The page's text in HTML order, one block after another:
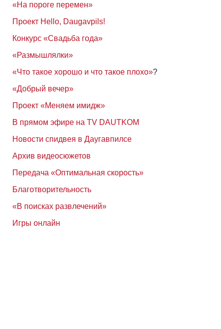
«На пороге перемен»
Проект Hello, Daugavpils!
Конкурс «Свадьба года»
«Размышлялки»
«Что такое хорошо и что такое плохо»?
«Добрый вечер»
Проект «Меняем имидж»
В прямом эфире на TV DAUTKOM
Новости спидвея в Даугавпилсе
Архив видеосюжетов
Передача «Оптимальная скорость»
Благотворительность
«В поисках развлечений»
Игры онлайн